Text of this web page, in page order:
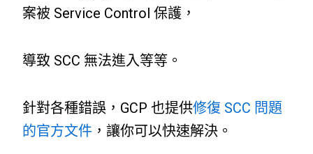
案被 Service Control 保護，
導致 SCC 無法進入等等。
針對各種錯誤，GCP 也提供修復 SCC 問題
的官方文件 ，讓你可以快速解決。